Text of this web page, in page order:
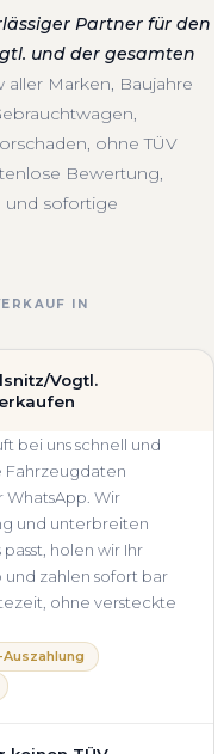
Partner für den
und der gesamten
aller Marken, Baujahre
ohne TÜV
Bewertung,
und sofortige
IN
Vogtl.
bei uns schnell und
Fahrzeugdaten
Wir
und unterbreiten
holen wir Ihr
und zahlen sofort bar
ohne versteckte